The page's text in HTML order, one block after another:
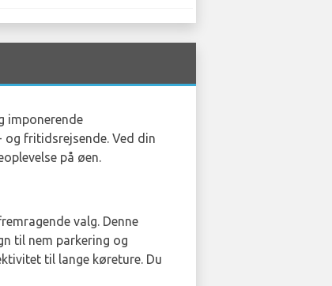
imponerende
fritidsrejsende. Ved din
på øen.
valg. Denne
til nem parkering og
til lange køreture. Du